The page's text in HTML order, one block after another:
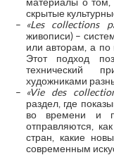
скрытые
«Les collections
живописи) –
или авторам, а
Этот подход
технический
художниками
«Vie des
раздел, где
во времени и
отправляются,
стран, какие
современным